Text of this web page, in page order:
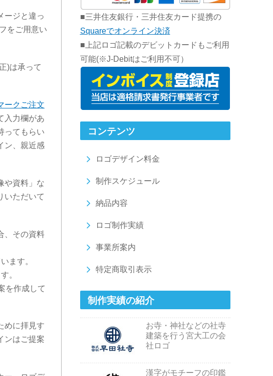
ージと違っ
をご用意い
)は承って
ークご注文
入力欄があ
ってもらい
ン、親近感
や資料」な
いただいて
、その資料
ます。
。
を作成して
めに拝見す
ンはご提案
■三井住友銀行・三井住友カード提携の
Squareでオンライン決済
■上記ロゴ記載のデビットカードもご利用
可能(※J-Debitはご利用不可）
コンテンツ
ロゴデザイン料金
制作スケジュール
納品内容
ロゴ制作実績
事業所案内
特定商取引表示
制作実績の紹介
お寺・神社などの社寺
建築を行う宮大工の会
社ロゴ
漢字がモチーフの印鑑